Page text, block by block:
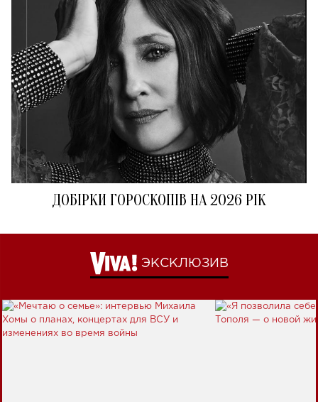
ДОБІРКИ ГОРОСКОПІВ НА 2026 РІК
ЭКСКЛЮЗИВ